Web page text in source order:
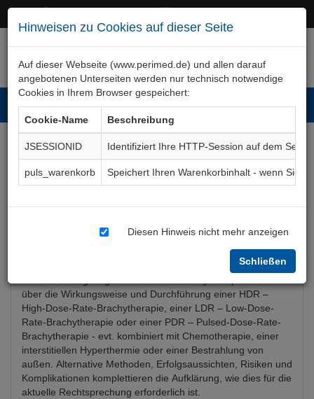
Hinweisen zu Cookies auf dieser Seite
Auf dieser Webseite (www.perimed.de) und allen darauf
angebotenen Unterseiten werden nur technisch notwendige
Cookies in Ihrem Browser gespeichert:
Cookie-Name
Beschreibung
JSESSIONID
Identifiziert Ihre HTTP-Session auf dem Server
puls_warenkorb
Speichert Ihren Warenkorbinhalt - wenn Sie
Diesen Hinweis nicht mehr anzeigen
Schließen
Brachytherapie interstitiell
über die Wirkungsweise und Durchführung einer HDR –
High-Dose-Rate-Brachytherapie, einer LDR – Low-Dose-
Rate-Brachytherapie oder einer PDR – Pulsed-Dose-Rate-
Brachytherapie - evt. kombiniert mit Chemotherapie, einer
interstitiellen Hyperthermie oder einer Bestrahlung von
außen. Alternative Methoden, Erfolgsaussichten, Risiken und
Komplikationen komplettieren die Aufklärung, wie dies für die
aktuelle Rechtsprechung erforderlich ist.